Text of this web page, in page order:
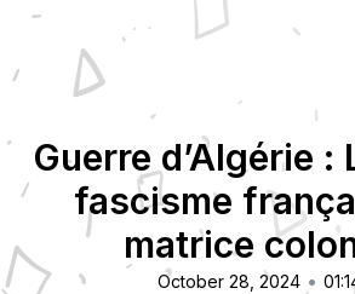
Guerre d’Algérie :
fascisme
matrice
October 28, 2024 •